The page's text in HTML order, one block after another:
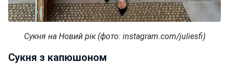
Сукня на Новий рік (фото: instagram.com/juliesfi)
Сукня з капюшоном